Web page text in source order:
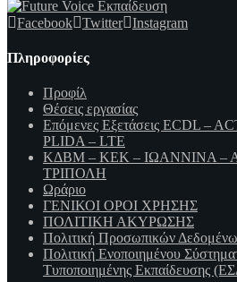
Facebook Twitter Instagram
Πληροφορίες
Προφίλ
Θέσεις εργασίας
Επόμενες Εξετάσεις ECDL –
PLIDA – LTE
ΚΔΒΜ – ΚΕΚ – ΙΩΑΝΝΙΝΑ –
ΤΡΙΠΟΛΗ
Ωράριο
ΓΕΝΙΚΟΙ ΟΡΟΙ ΧΡΗΣΗΣ
ΠΟΛΙΤΙΚΗ ΑΚΥΡΩΣΗΣ
Πολιτική Προσωπικών
Πολιτική Ενοποιημένου
Τυποποιημένης Εκπαίδευσης